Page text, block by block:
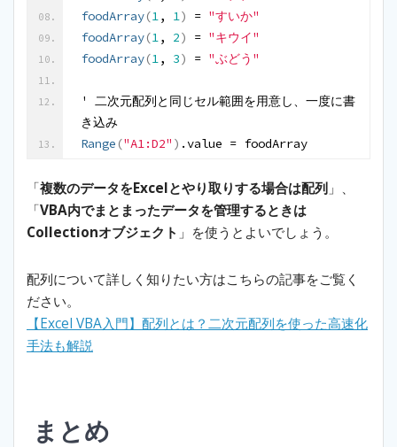
foodArray(1, 1) = "すいか"
foodArray(1, 2) = "キウイ"
foodArray(1, 3) = "ぶどう"
' 二次元配列と同じセル範囲を用意し、一度に書
き込み
Range ("A1:D2" ) .value = foodArray
「複数のデータをExcelとやり取りする場合は配列 」、
「VBA内でまとまったデータを管理するときは
Collectionオブジェクト 」を使うとよいでしょう。
配列について詳しく知りたい方はこちらの記事をご覧く
ださい。
【Excel VBA入門】配列とは？二次元配列を使った高速化
手法も解説
まとめ